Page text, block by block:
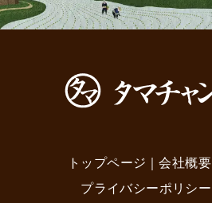
トップページ ｜会社概要
プライバシーポリシー